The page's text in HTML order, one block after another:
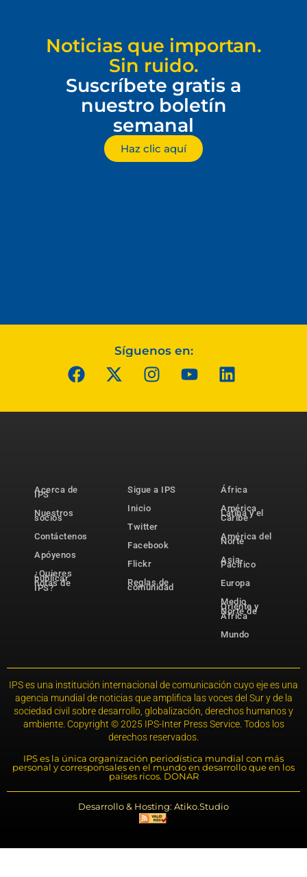
Noticias que importan.
Sin ruido.
Suscríbete gratis a
nuestro boletín
semanal
Haz clic aquí
Síguenos en:
Acerca de
IPS
Nuestros
socios
Contáctenos
Apóyenos
¿Quieres
publicar
notas de
IPS?
Sigue a IPS
Inicio
Twitter
Facebook
Flickr
Reglas de
comunidad
África
América
Latina y el
Caribe
América del
Norte
Asia-
Pacífico
Europa
Medio
Oriente y
Norte de
África
Mundo
IPS es una institución internacional de comunicación cuyo eje es una
agencia mundial de noticias que amplifica las voces del Sur y de la
sociedad civil sobre desarrollo, globalización, derechos humanos y
ambiente. Copyright © 2025 IPS-Inter Press Service. Todos los
derechos reservados.
IPS es la única organización periodística mundial con más
personal y corresponsales en el mundo en desarrollo que en los
países ricos. DONAR
Desarrollo & Hosting: Atiko.Studio